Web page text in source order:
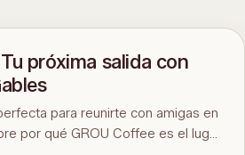
próxima salida con
para reunirte con amigas en
por qué GROU Coffee es el lugar